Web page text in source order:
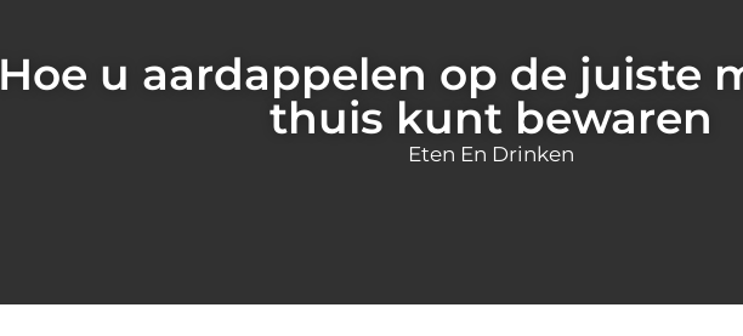
Hoe u aardappelen op de juiste
thuis kunt bewaren
Eten En Drinken